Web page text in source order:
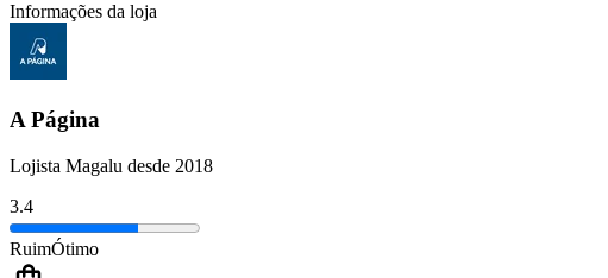
Informações da loja
A Página
Lojista Magalu desde 2018
3.4
RuimÓtimo